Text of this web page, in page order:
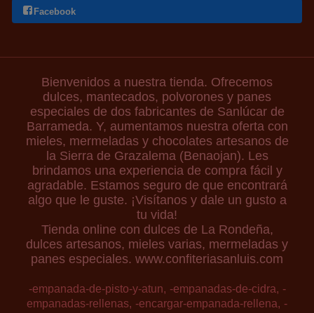
Facebook
Bienvenidos a nuestra tienda. Ofrecemos
dulces, mantecados, polvorones y panes
especiales de dos fabricantes de Sanlúcar de
Barrameda. Y, aumentamos nuestra oferta con
mieles, mermeladas y chocolates artesanos de
la Sierra de Grazalema (Benaojan). Les
brindamos una experiencia de compra fácil y
agradable. Estamos seguro de que encontrará
algo que le guste. ¡Visítanos y dale un gusto a
tu vida!
Tienda online con dulces de La Rondeña,
dulces artesanos, mieles varias, mermeladas y
panes especiales. www.confiteriasanluis.com
-empanada-de-pisto-y-atun -empanadas-de-cidra
-
empanadas-rellenas -encargar-empanada-rellena
-